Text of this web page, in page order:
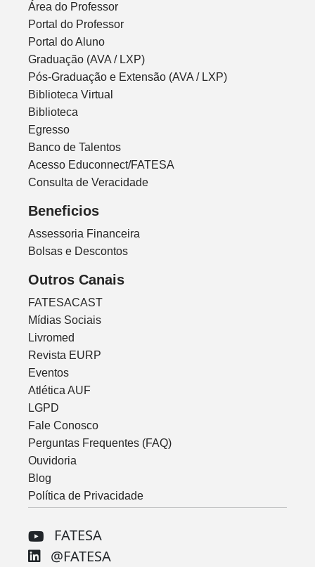
Área do Professor
Portal do Professor
Portal do Aluno
Graduação (AVA / LXP)
Pós-Graduação e Extensão (AVA / LXP)
Biblioteca Virtual
Biblioteca
Egresso
Banco de Talentos
Acesso Educonnect/FATESA
Consulta de Veracidade
Beneficios
Assessoria Financeira
Bolsas e Descontos
Outros Canais
FATESACAST
Mídias Sociais
Livromed
Revista EURP
Eventos
Atlética AUF
LGPD
Fale Conosco
Perguntas Frequentes (FAQ)
Ouvidoria
Blog
Política de Privacidade
FATESA
@FATESA